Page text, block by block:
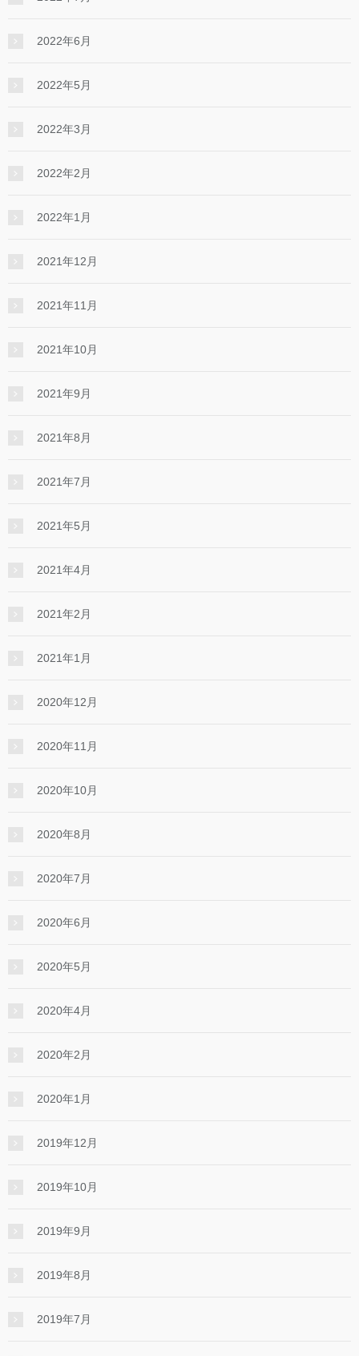
2022年6月
2022年5月
2022年3月
2022年2月
2022年1月
2021年12月
2021年11月
2021年10月
2021年9月
2021年8月
2021年7月
2021年5月
2021年4月
2021年2月
2021年1月
2020年12月
2020年11月
2020年10月
2020年8月
2020年7月
2020年6月
2020年5月
2020年4月
2020年2月
2020年1月
2019年12月
2019年10月
2019年9月
2019年8月
2019年7月